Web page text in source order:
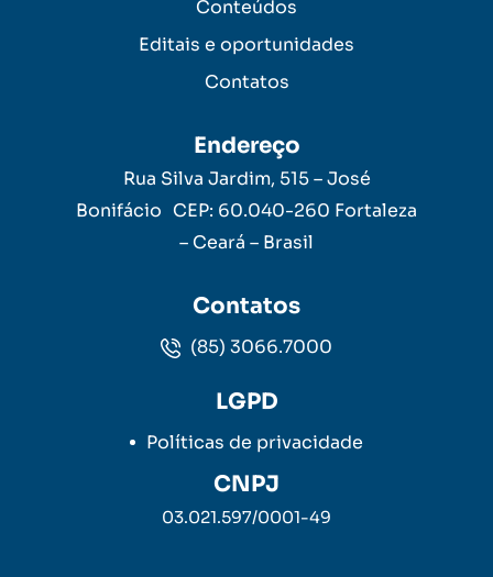
Conteúdos
Editais e oportunidades
Contatos
Endereço
Rua Silva Jardim, 515 – José
Bonifácio CEP: 60.040-260 Fortaleza
– Ceará – Brasil
Contatos
(85) 3066.7000
LGPD
Políticas de privacidade
CNPJ
03.021.597/0001-49